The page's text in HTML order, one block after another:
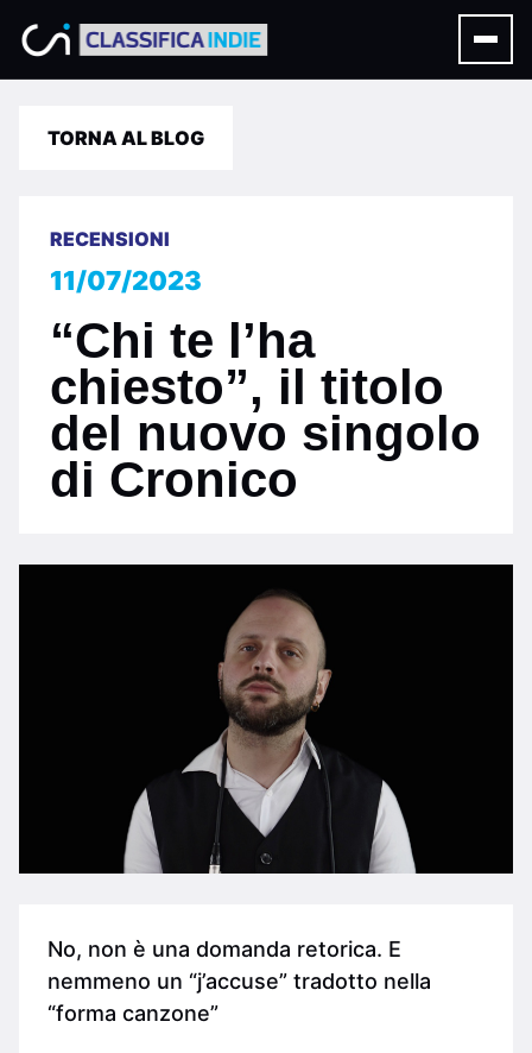
TORNA AL BLOG
RECENSIONI
11/07/2023
“Chi te l’ha
chiesto”, il titolo
del nuovo singolo
di Cronico
No, non è una domanda retorica. E
nemmeno un “j’accuse” tradotto nella
“forma canzone”